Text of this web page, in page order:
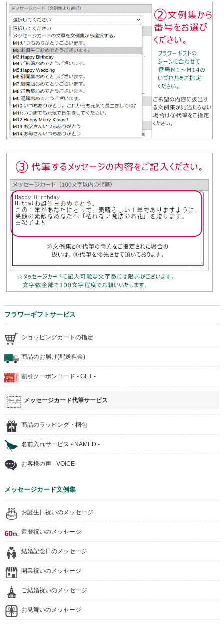
フラワーギフトサービス
ショッピングカートの指定
商品のお届け(配送料金)
割引クーポンコード - GET -
メッセージカード代筆サービス
商品のラッピング・梱包
名前入れサービス - NAMED -
お客様の声 - VOICE -
メッセージカード文例集
お誕生日祝いのメッセージ
還暦祝いのメッセージ
結婚記念日のメッセージ
開業祝いのメッセージ
ご結婚祝いのメッセージ
お見舞いのメッセージ